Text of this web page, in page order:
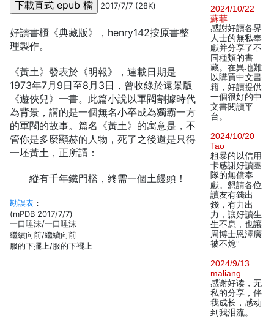
2017/7/7 (28K)
好讀書櫃《典藏版》，henry142按原書整
理製作。
《黃土》發表於《明報》，連載日期是
1973年7月9日至8月3日，曾收錄於遠景版
《遊俠兒》一書。此篇小說以軍閥割據時代
為背景，講的是一個無名小卒成為獨霸一方
的軍閥的故事。篇名《黃土》的寓意是，不
管你是多麼顯赫的人物，死了之後還是只得
一坯黃土，正所謂：
縱有千年鐵門檻，終需一個土饅頭！
勘誤表 ：
(mPDB 2017/7/7)
一口唾沬/一口唾沫
繼績向前/繼續向前
服的下擺上/服的下襬上
2024/10/22
蘇菲
感謝好讀各界
人士的無私奉
獻并分享了不
同種類的書
藏。在異地難
以購買中文書
籍，好讀提供
一個很好的中
文書閱讀平
台。
2024/10/20
Tao
粗暴的以信用
卡感謝好讀團
隊的無償奉
獻。懇請各位
讀友有錢出
錢，有力出
力，讓好讀生
生不息，也讓
周博士恩澤廣
被不熄°
2024/9/13
maliang
感谢好读，无
私的分享，伴
我成长，感动
到我泪流。